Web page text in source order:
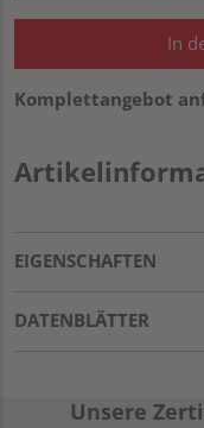
In
Komplettangebot
EIGENSCHAFTEN
DATENBLÄTTER
Unsere